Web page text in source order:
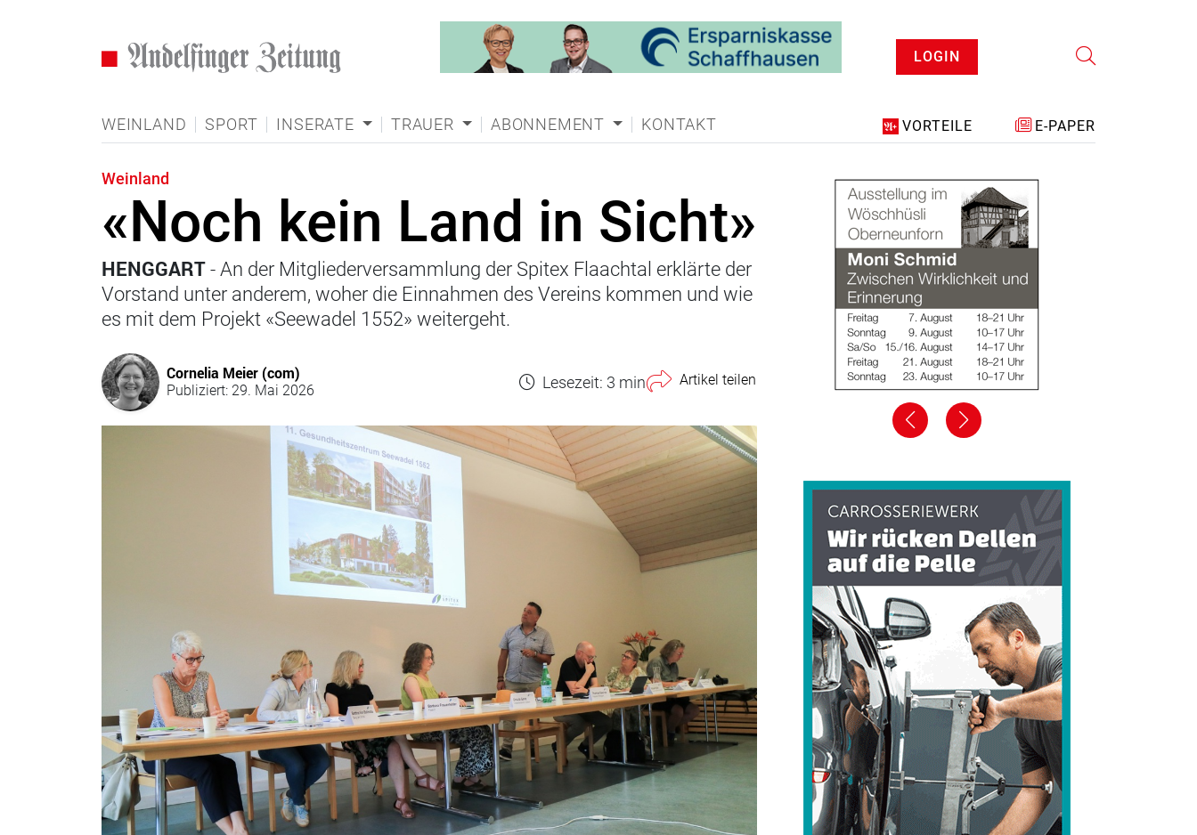
LOGIN
WEINLAND SPORT INSERATE TRAUER ABONNEMENT KONTAKT VORTEILE E-PAPER
Weinland
«Noch kein Land in Sicht»
HENGGART - An der Mitgliederversammlung der Spitex Flaachtal erklärte der
Vorstand unter anderem, woher die Einnahmen des Vereins kommen und wie
es mit dem Projekt «Seewadel 1552» weitergeht.
Cornelia Meier (com)
Publiziert: 29. Mai 2026 Lesezeit: 3 min Artikel teilen